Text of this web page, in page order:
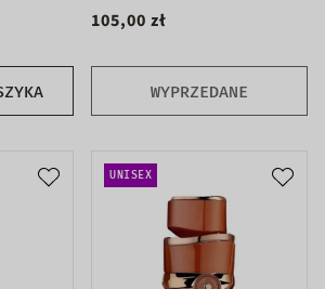
WYPRZEDANE
105,00 zł
UNISEX